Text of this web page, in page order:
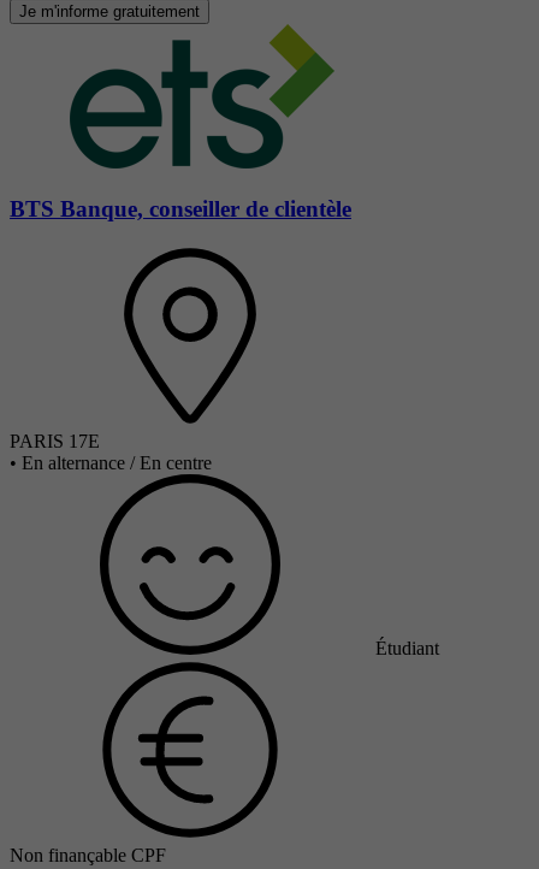
Je m'informe gratuitement
BTS Banque, conseiller de clientèle
PARIS 17E
• En alternance / En centre
Étudiant
Non finançable CPF